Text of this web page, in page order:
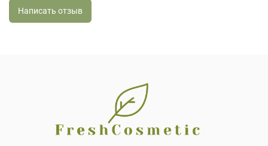
Написать отзыв